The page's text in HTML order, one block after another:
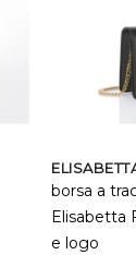
borsa a
Elisabetta
e logo